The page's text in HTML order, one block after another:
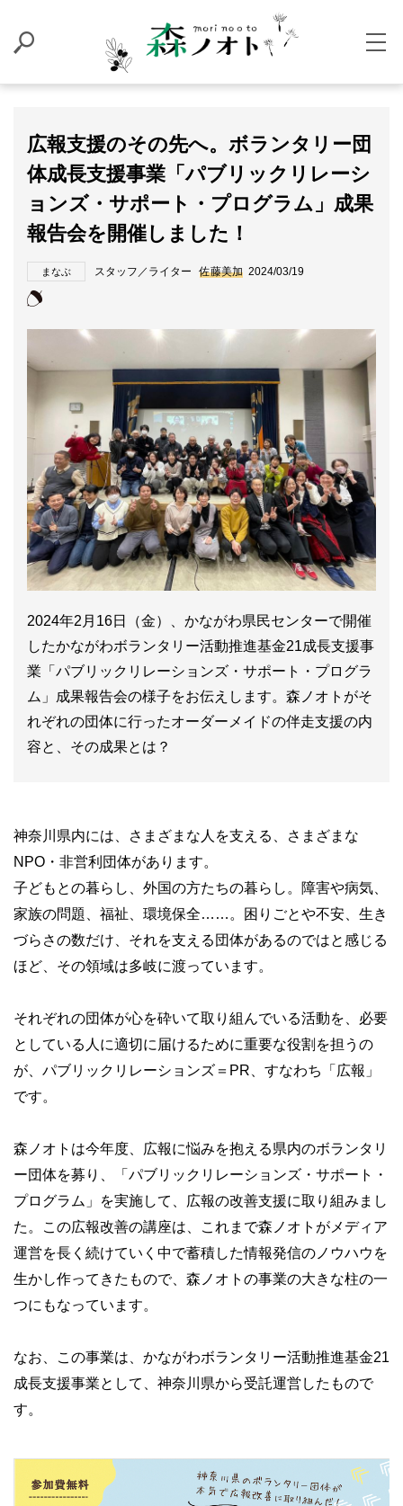
広報支援のその先へ。ボランタリー団
体成長支援事業「パブリックリレーシ
ョンズ・サポート・プログラム」成果
報告会を開催しました！
まなぶ スタッフ／ライター 佐藤美加 2024/03/19
2024年2月16日（金）、かながわ県民センターで開催
したかながわボランタリー活動推進基金21成長支援事
業「パブリックリレーションズ・サポート・プログラ
ム」成果報告会の様子をお伝えします。森ノオトがそ
れぞれの団体に行ったオーダーメイドの伴走支援の内
容と、その成果とは？
神奈川県内には、さまざまな人を支える、さまざまな
NPO・非営利団体があります。
子どもとの暮らし、外国の方たちの暮らし。障害や病気、
家族の問題、福祉、環境保全……。困りごとや不安、生き
づらさの数だけ、それを支える団体があるのではと感じる
ほど、その領域は多岐に渡っています。
それぞれの団体が心を砕いて取り組んでいる活動を、必要
としている人に適切に届けるために重要な役割を担うの
が、パブリックリレーションズ＝PR、すなわち「広報」
です。
森ノオトは今年度、広報に悩みを抱える県内のボランタリ
ー団体を募り、「パブリックリレーションズ・サポート・
プログラム」を実施して、広報の改善支援に取り組みまし
た。この広報改善の講座は、これまで森ノオトがメディア
運営を長く続けていく中で蓄積した情報発信のノウハウを
生かし作ってきたもので、森ノオトの事業の大きな柱の一
つにもなっています。
なお、この事業は、かながわボランタリー活動推進基金21
成長支援事業として、神奈川県から受託運営したもので
す。